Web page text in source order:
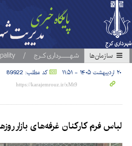
سازمان‎ها
۲۰ اردیبهشت ۱۴۰۵ - ۱۱:۵۱ کد مطلب: 89922
لباس فرم کارکنان غرفه‌های بازار